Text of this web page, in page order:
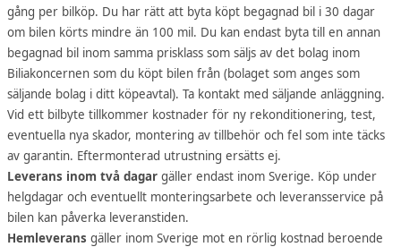
gång per bilköp. Du har rätt att byta köpt begagnad bil i 30 dagar
om bilen körts mindre än 100 mil. Du kan endast byta till en annan
begagnad bil inom samma prisklass som säljs av det bolag inom
Biliakoncernen som du köpt bilen från (bolaget som anges som
säljande bolag i ditt köpeavtal). Ta kontakt med säljande anläggning.
Vid ett bilbyte tillkommer kostnader för ny rekonditionering, test,
eventuella nya skador, montering av tillbehör och fel som inte täcks
av garantin. Eftermonterad utrustning ersätts ej.
Leverans inom två dagar gäller endast inom Sverige. Köp under
helgdagar och eventuellt monteringsarbete och leveransservice på
bilen kan påverka leveranstiden.
Hemleverans gäller inom Sverige mot en rörlig kostnad beroende